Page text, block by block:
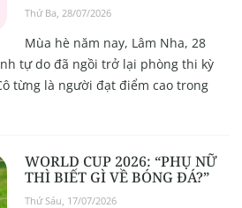
Thứ Ba, 28/07/2026
Mùa hè năm nay, Lâm Nha, 28
tự do đã ngồi trở lại phòng thi kỳ
từng là người đạt điểm cao trong
WORLD CUP 2026: “PHỤ NỮ
THÌ BIẾT GÌ VỀ BÓNG ĐÁ?”
Thứ Sáu, 17/07/2026